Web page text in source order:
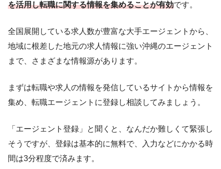
を活用し転職に関する情報を集めることが有効です。
全国展開している求人数が豊富な大手エージェントから、
地域に根差した地元の求人情報に強い沖縄のエージェント
まで、さまざまな情報源があります。
まずは転職や求人の情報を発信しているサイトから情報を
集め、転職エージェントに登録し相談してみましょう。
「エージェント登録」と聞くと、なんだか難しくて緊張し
そうですが、登録は基本的に無料で、入力などにかかる時
間は3分程度で済みます。